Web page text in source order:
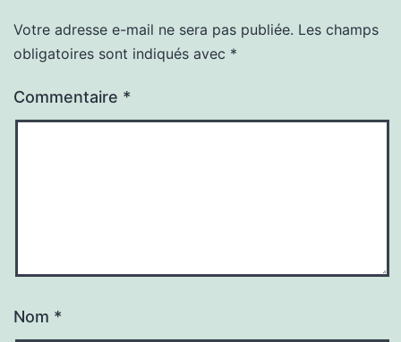
Votre adresse e-mail ne sera pas publiée. Les champs
obligatoires sont indiqués avec *
Commentaire *
Nom *